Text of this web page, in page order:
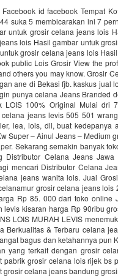
id facebook Tempat
suka 5 membicarakan ini 7
untuk grosir celana jeans lois
lois Hasil gambar untuk
grosir celana jeans lois
public Lois Grosir View the
others you may know. Grosir
ane di Bekasi fjb. kaskus jual
punya celana Jeans Branded
100% Original Mulai dri
jeans levis 505 501
lea, lois, dll, buat
Super – Ainul Jeans – Medium
Sekarang semakin banyak
Celana Jeans Jawa
mencari Distributor Celana
jeans wanita lois. Jual
grosir celana jeans
Rp 85. 000 dari toko online
kisaran harga Rp 90ribu
LOIS MURAH LEVIS
Berkualitas & Terbaru celana
bagus dan ketahannya pun
yang terkait dengan grosir
grosir celana lois rijek bs
celana jeans bandung